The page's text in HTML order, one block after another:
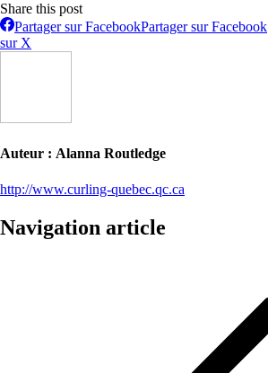
Share this post
Partager sur FacebookPartager sur Facebook
sur X
Auteur : Alanna Routledge
http://www.curling-quebec.qc.ca
Navigation article